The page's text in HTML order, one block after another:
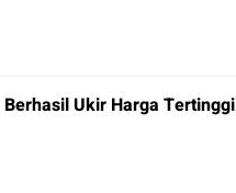
Ukir Harga Tertinggi